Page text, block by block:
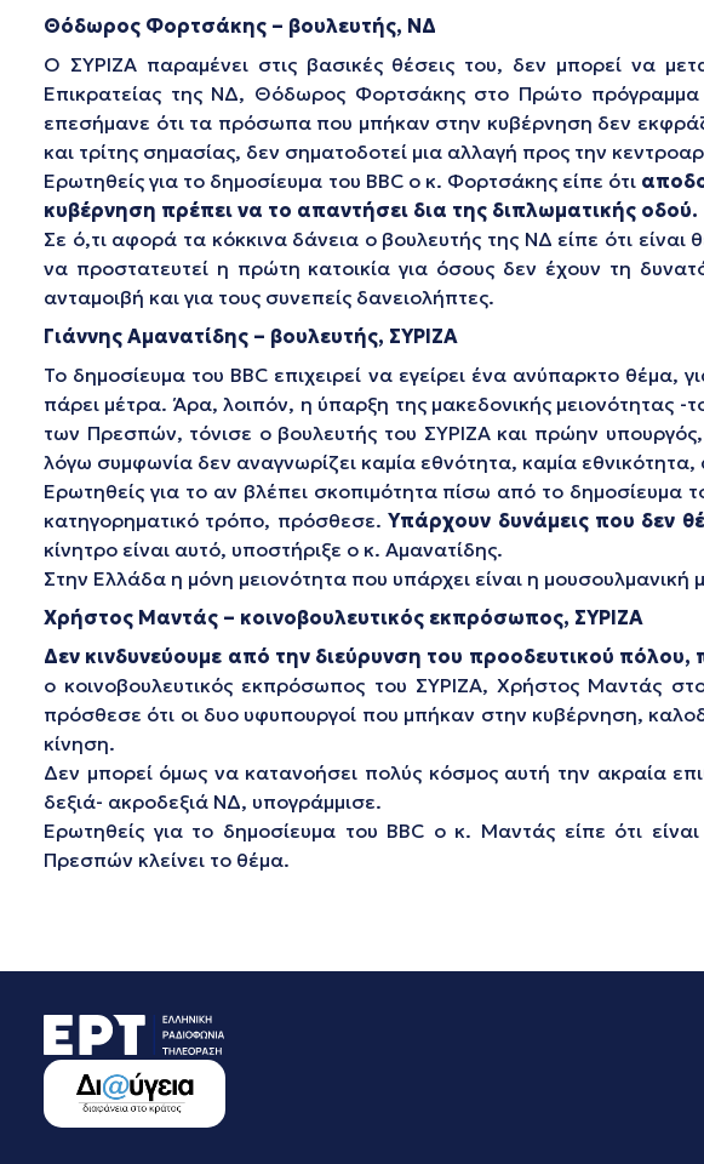
Θόδωρος Φορτσάκης – βουλευτής, ΝΔ
Ο ΣΥΡΙΖΑ παραμένει στις βασικές θέσεις του, δεν μπορεί να
Επικρατείας της ΝΔ, Θόδωρος Φορτσάκης στο Πρώτο
επεσήμανε ότι τα πρόσωπα που μπήκαν στην κυβέρνηση δεν
και τρίτης σημασίας, δεν σηματοδοτεί μια αλλαγή προς την
Ερωτηθείς για το δημοσίευμα του BBC ο κ. Φορτσάκης είπε ότι
κυβέρνηση πρέπει να το απαντήσει δια της διπλωματικής οδού.
Σε ό,τι αφορά τα κόκκινα δάνεια ο βουλευτής της ΝΔ είπε ότι
να προστατευτεί η πρώτη κατοικία για όσους δεν έχουν τη
ανταμοιβή και για τους συνεπείς δανειολήπτες.
Γιάννης Αμανατίδης – βουλευτής, ΣΥΡΙΖΑ
Το δημοσίευμα του BBC επιχειρεί να εγείρει ένα ανύπαρκτο θέμα,
πάρει μέτρα. Άρα, λοιπόν, η ύπαρξη της μακεδονικής μειονότητας
των Πρεσπών, τόνισε ο βουλευτής του ΣΥΡΙΖΑ και πρώην
λόγω συμφωνία δεν αναγνωρίζει καμία εθνότητα, καμία
Ερωτηθείς για το αν βλέπει σκοπιμότητα πίσω από το δημοσίευμα
κατηγορηματικό τρόπο, πρόσθεσε.Υπάρχουν δυνάμεις που δεν
κίνητρο είναι αυτό, υποστήριξε ο κ. Αμανατίδης.
Στην Ελλάδα η μόνη μειονότητα που υπάρχει είναι η
Χρήστος Μαντάς – κοινοβουλευτικός εκπρόσωπος, ΣΥΡΙΖΑ
Δεν κινδυνεύουμε από την διεύρυνση του προοδευτικού
ο κοινοβουλευτικός εκπρόσωπος του ΣΥΡΙΖΑ, Χρήστος Μαντάς
πρόσθεσε ότι οι δυο υφυπουργοί που μπήκαν στην κυβέρνηση,
κίνηση.
Δεν μπορεί όμως να κατανοήσει πολύς κόσμος αυτή την ακραία
δεξιά- ακροδεξιά ΝΔ, υπογράμμισε.
Ερωτηθείς για το δημοσίευμα του BBC ο κ. Μαντάς είπε ότι
Πρεσπών κλείνει το θέμα.